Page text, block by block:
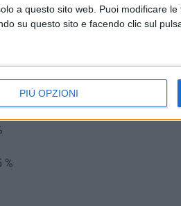
a questo sito web. Puoi modificare
su questo sito e facendo clic sul
PIÙ OPZIONI
%